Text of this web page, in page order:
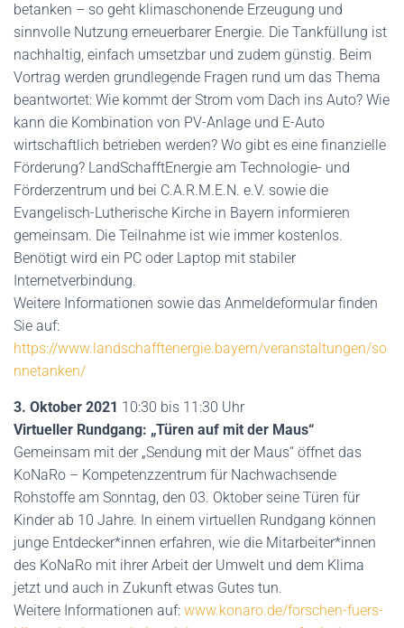
betanken – so geht klimaschonende Erzeugung und
sinnvolle Nutzung erneuerbarer Energie. Die Tankfüllung ist
nachhaltig, einfach umsetzbar und zudem günstig. Beim
Vortrag werden grundlegende Fragen rund um das Thema
beantwortet: Wie kommt der Strom vom Dach ins Auto? Wie
kann die Kombination von PV-Anlage und E-Auto
wirtschaftlich betrieben werden? Wo gibt es eine finanzielle
Förderung? LandSchafftEnergie am Technologie- und
Förderzentrum und bei C.A.R.M.E.N. e.V. sowie die
Evangelisch-Lutherische Kirche in Bayern informieren
gemeinsam. Die Teilnahme ist wie immer kostenlos.
Benötigt wird ein PC oder Laptop mit stabiler
Internetverbindung.
Weitere Informationen sowie das Anmeldeformular finden
Sie auf:
https://www.landschafftenergie.bayern/veranstaltungen/so
nnetanken/
3. Oktober 2021 10:30 bis 11:30 Uhr
Virtueller Rundgang: „Türen auf mit der Maus“
Gemeinsam mit der „Sendung mit der Maus“ öffnet das
KoNaRo – Kompetenzzentrum für Nachwachsende
Rohstoffe am Sonntag, den 03. Oktober seine Türen für
Kinder ab 10 Jahre. In einem virtuellen Rundgang können
junge Entdecker*innen erfahren, wie die Mitarbeiter*innen
des KoNaRo mit ihrer Arbeit der Umwelt und dem Klima
jetzt und auch in Zukunft etwas Gutes tun.
Weitere Informationen auf: www.konaro.de/forschen-fuers-